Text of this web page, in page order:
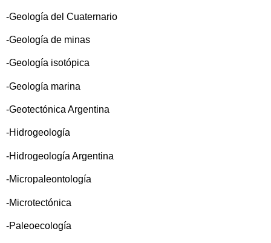
-Geología del Cuaternario
-Geología de minas
-Geología isotópica
-Geología marina
-Geotectónica Argentina
-Hidrogeología
-Hidrogeología Argentina
-Micropaleontología
-Microtectónica
-Paleoecología